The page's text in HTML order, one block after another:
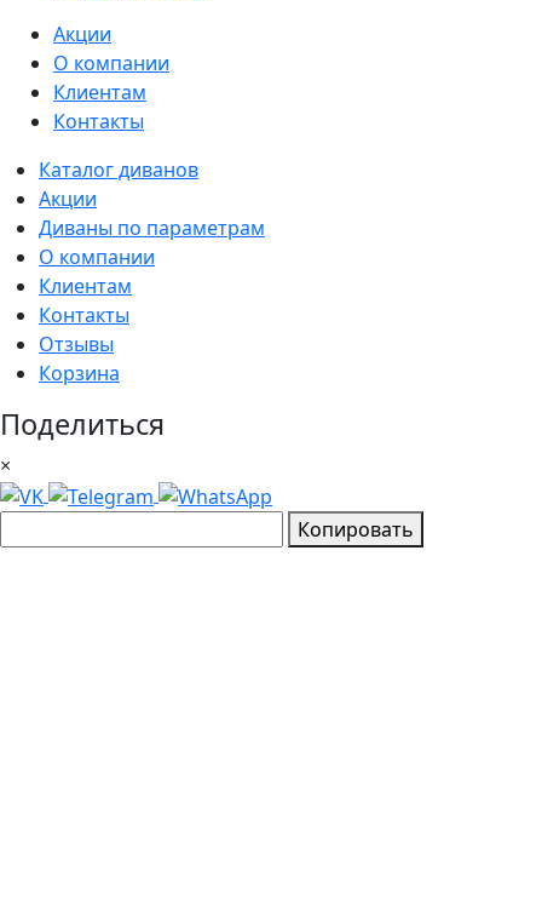
Акции
О компании
Клиентам
Контакты
Каталог диванов
Акции
Диваны по параметрам
О компании
Клиентам
Контакты
Отзывы
Корзина
Поделиться
×
Копировать